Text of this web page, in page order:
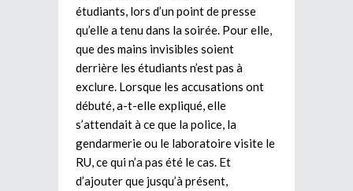
étudiants, lors d’un point de presse
qu’elle a tenu dans la soirée. Pour elle,
que des mains invisibles soient
derrière les étudiants n’est pas à
exclure. Lorsque les accusations ont
débuté, a-t-elle expliqué, elle
s’attendait à ce que la police, la
gendarmerie ou le laboratoire visite le
RU, ce qui n’a pas été le cas. Et
d’ajouter que jusqu’à présent,